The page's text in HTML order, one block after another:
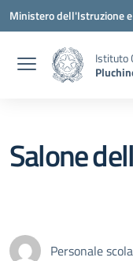
Vai ai contenuti
Vai al menu di navigazione
Vai al footer
Ministero dell'Istruzione
Istituto
Salone
Personale